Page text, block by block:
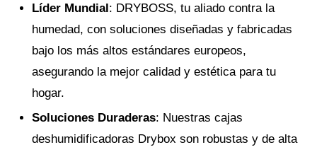
Líder Mundial: DRYBOSS, tu aliado contra la
humedad, con soluciones diseñadas y fabricadas
bajo los más altos estándares europeos,
asegurando la mejor calidad y estética para tu
hogar.
Soluciones Duraderas: Nuestras cajas
deshumidificadoras Drybox son robustas y de alta